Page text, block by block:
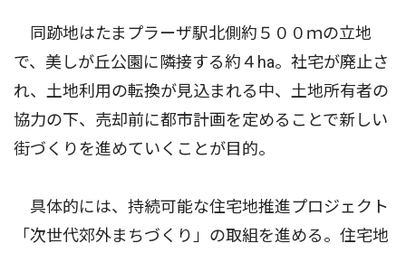
同跡地はたまプラーザ駅北側約５００ｍの立地
で、美しが丘公園に隣接する約４ha。社宅が廃止さ
れ、土地利用の転換が見込まれる中、土地所有者の
協力の下、売却前に都市計画を定めることで新しい
街づくりを進めていくことが目的。
具体的には、持続可能な住宅地推進プロジェクト
「次世代郊外まちづくり」の取組を進める。住宅地